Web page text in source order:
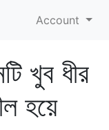
Account
খুব ধীর
হয়ে